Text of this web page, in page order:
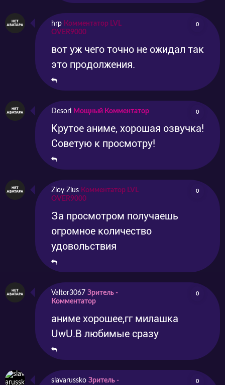
hrp Комментатор LVL
OVER9000
0
вот уж чего точно не ожидал так
это продолжения.
Desori Мощный Комментатор 0
Крутое аниме, хорошая озвучка!
Советую к просмотру!
Zloy Zlus Комментатор LVL
OVER9000
0
За просмотром получаешь
огромное количество
удовольствия
Valtor3067 Зритель -
Комментатор
0
аниме хорошее,гг милашка
UwU.В любимые сразу
slavarussko Зритель -
0